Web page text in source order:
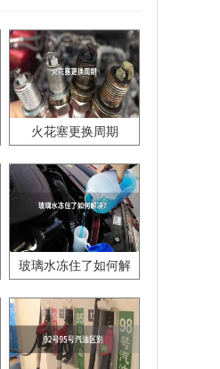
火花塞更换周期
玻璃水冻住了如何解